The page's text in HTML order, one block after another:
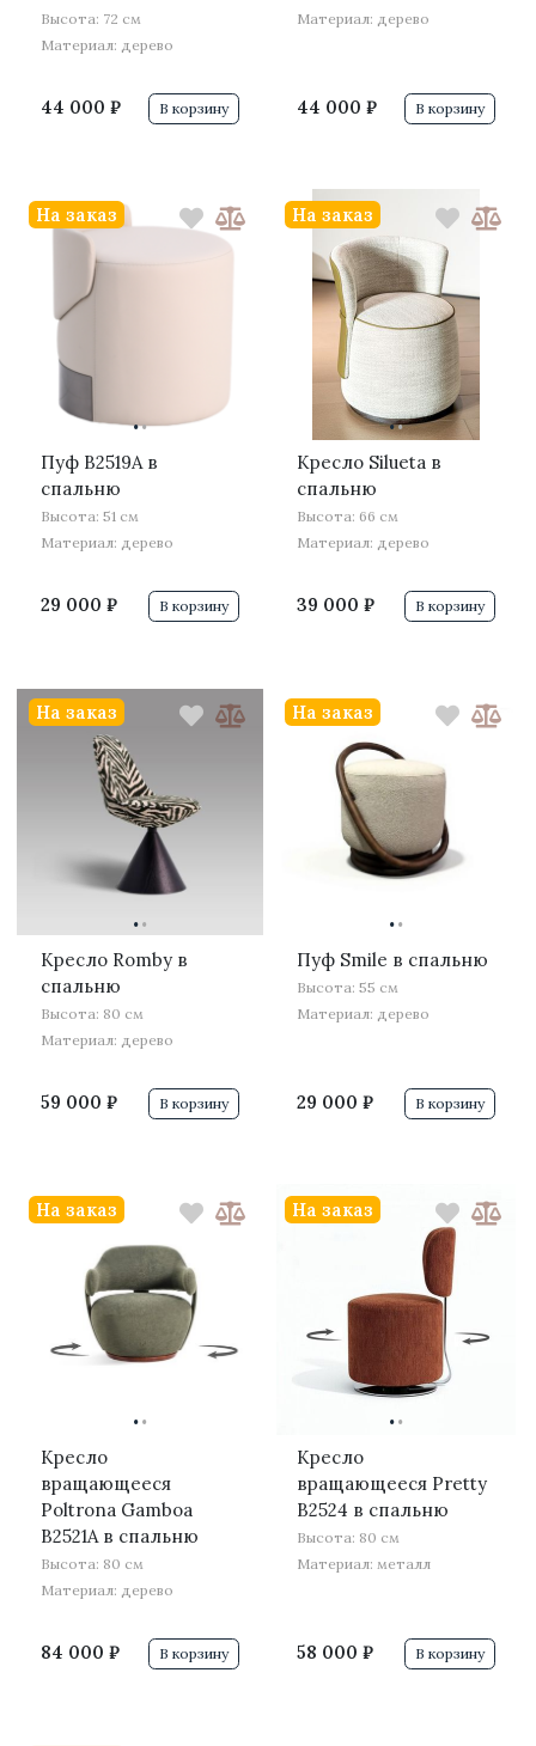
Высота: 72 см
Материал: дерево
44 000 ₽ В корзину
Материал: дерево
44 000 ₽ В корзину
··
Пуф B2519A в
спальню
Высота: 51 см
Материал: дерево
29 000 ₽
На заказ
В корзину
··
Кресло Silueta в
спальню
Высота: 66 см
Материал: дерево
39 000 ₽
На заказ
В корзину
··
Кресло Romby в
спальню
Высота: 80 см
Материал: дерево
59 000 ₽
На заказ
В корзину
··
Пуф Smile в спальню
Высота: 55 см
Материал: дерево
29 000 ₽
На заказ
В корзину
··
Кресло
вращающееся
Poltrona Gamboa
B2521A в спальню
Высота: 80 см
Материал: дерево
84 000 ₽
На заказ
В корзину
··
Кресло
вращающееся Pretty
B2524 в спальню
Высота: 80 см
Материал: металл
58 000 ₽
На заказ
В корзину